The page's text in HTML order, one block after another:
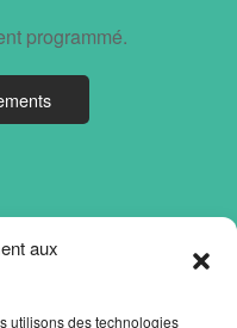
aux
utilisons des technologies
programmé.